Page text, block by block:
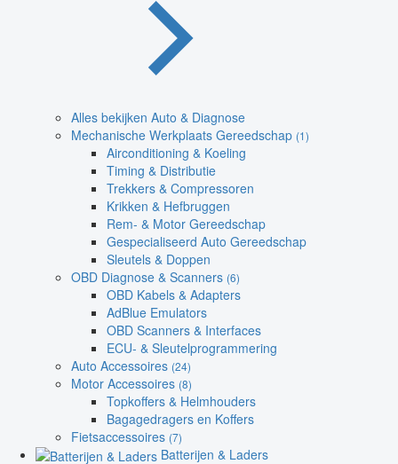
Alles bekijken Auto & Diagnose
Mechanische Werkplaats Gereedschap (1)
Airconditioning & Koeling
Timing & Distributie
Trekkers & Compressoren
Krikken & Hefbruggen
Rem- & Motor Gereedschap
Gespecialiseerd Auto Gereedschap
Sleutels & Doppen
OBD Diagnose & Scanners (6)
OBD Kabels & Adapters
AdBlue Emulators
OBD Scanners & Interfaces
ECU- & Sleutelprogrammering
Auto Accessoires (24)
Motor Accessoires (8)
Topkoffers & Helmhouders
Bagagedragers en Koffers
Fietsaccessoires (7)
Batterijen & Laders